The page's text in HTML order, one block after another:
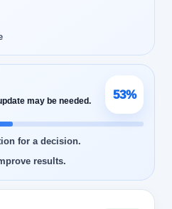
may be needed. 53%
for a decision.
results.